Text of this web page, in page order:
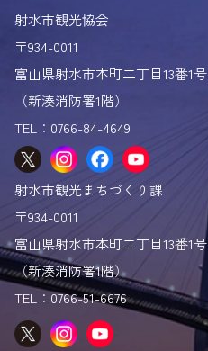
射水の曳山 3週間の旅
射水の獅子舞
おまつりポスター
フォトスポットマップ
ロケ地マップ
射水市「と」
観光パンフレット
射水市観光協会
〒934-0011
富山県射水市本町二丁目13番1号
（新湊消防署1階）
TEL：0766-84-4649
射水市観光まちづくり課
〒934-0011
富山県射水市本町二丁目13番1号
（新湊消防署1階）
TEL：0766-51-6676